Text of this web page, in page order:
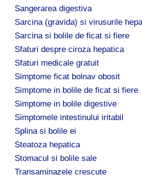
Sangerarea digestiva
Sarcina (gravida) si virusurile
Sarcina si bolile de ficat si fiere
Sfaturi despre ciroza hepatica
Sfaturi medicale gratuit
Simptome ficat bolnav obosit
Simptome in bolile de ficat si fiere
Simptome in bolile digestive
Simptomele intestinului iritabil
Splina si bolile ei
Steatoza hepatica
Stomacul si bolile sale
Transaminazele crescute